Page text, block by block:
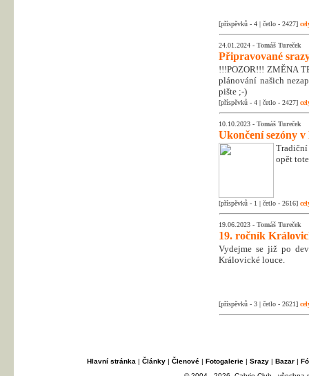
[příspěvků - 4 | četlo - 2427]
24.01.2024 - Tomáš Tureček
Připravované
!!!POZOR!!! ZMĚNA
plánování našich
pište ;-)
[příspěvků - 4 | četlo - 2427]
10.10.2023 - Tomáš Tureček
Ukončení sezóny v
opět
[příspěvků - 1 | četlo - 2616]
19.06.2023 - Tomáš Tureček
19. ročník
Vydejme se již po
Královické louce.
[příspěvků - 3 | četlo - 2621]
Hlavní stránka | Články| Členové| Fotogalerie| Srazy| Bazar|